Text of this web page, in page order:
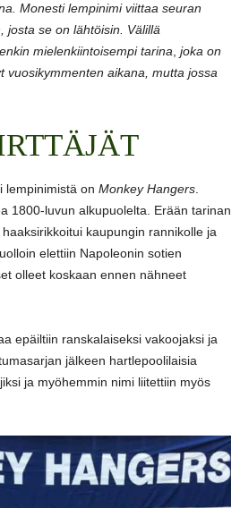
Monesti lempinimi viittaa seuran
josta se on lähtöisin. Välillä
mielenkiintoisempi tarina joka on
vuosikymmenten aikana, mutta jossa
lempinimistä on Monkey Hangers
1800-luvun alkupuolelta. Erään tarinan
kaupungin rannikolle ja
elettiin Napoleonin sotien
olleet koskaan ennen nähneet
epäiltiin ranskalaiseksi vakoojaksi ja
jälkeen hartlepoolilaisia
ja myöhemmin nimi liitettiin myös